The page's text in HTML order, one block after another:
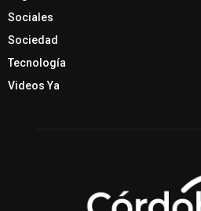
Sociales
Sociedad
Tecnología
Videos Ya